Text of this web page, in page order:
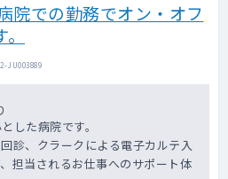
院での勤務でオン・オフ
JU003889
した病院です。
診、クラークによる電子カルテ入
担当されるお仕事へのサポート体